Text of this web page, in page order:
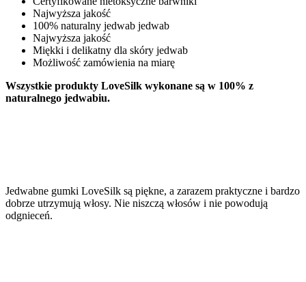
Najwyższa jakość
100% naturalny jedwab jedwab
Najwyższa jakość
Miękki i delikatny dla skóry jedwab
Możliwość zamówienia na miarę
Wszystkie produkty LoveSilk wykonane są w 100% z
naturalnego jedwabiu.
Jedwabne gumki LoveSilk są piękne, a zarazem praktyczne i bardzo
dobrze utrzymują włosy. Nie niszczą włosów i nie powodują
odgnieceń.